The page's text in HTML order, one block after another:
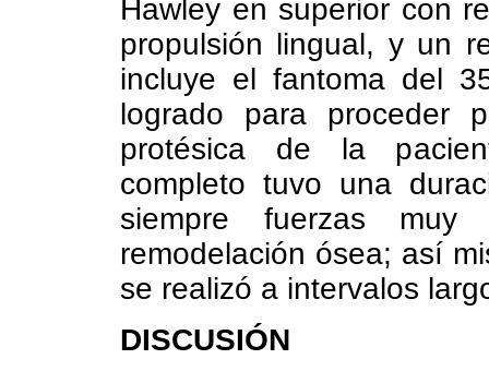
Hawley en superior con
propulsión lingual, y un
incluye el fantoma del
logrado para proceder
protésica de la
completo tuvo una
siempre fuerzas
remodelación ósea; así
se realizó a intervalos
DISCUSIÓN